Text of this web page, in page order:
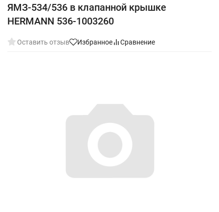
ЯМЗ-534/536 в клапанной крышке
HERMANN 536-1003260
Оставить отзыв Избранное Сравнение